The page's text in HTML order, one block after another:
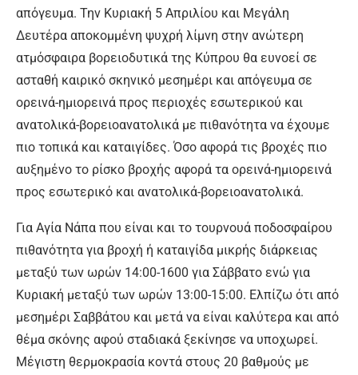
απόγευμα. Την Κυριακή 5 Απριλίου και Μεγάλη
Δευτέρα αποκομμένη ψυχρή λίμνη στην ανώτερη
ατμόσφαιρα βορειοδυτικά της Κύπρου θα ευνοεί σε
ασταθή καιρικό σκηνικό μεσημέρι και απόγευμα σε
ορεινά-ημιορεινά προς περιοχές εσωτερικού και
ανατολικά-βορειοανατολικά με πιθανότητα να έχουμε
πιο τοπικά και καταιγίδες. Όσο αφορά τις βροχές πιο
αυξημένο το ρίσκο βροχής αφορά τα ορεινά-ημιορεινά
προς εσωτερικό και ανατολικά-βορειοανατολικά.
Για Αγία Νάπα που είναι και το τουρνουά ποδοσφαίρου
πιθανότητα για βροχή ή καταιγίδα μικρής διάρκειας
μεταξύ των ωρών 14:00-1600 για Σάββατο ενώ για
Κυριακή μεταξύ των ωρών 13:00-15:00. Ελπίζω ότι από
μεσημέρι Σαββάτου και μετά να είναι καλύτερα και από
θέμα σκόνης αφού σταδιακά ξεκίνησε να υποχωρεί.
Μέγιστη θερμοκρασία κοντά στους 20 βαθμούς με